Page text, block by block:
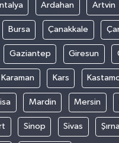
Ardahan Artvin
Bursa Çanakkale
Gaziantep Giresun
Karaman Kars
Mardin Mersin
Sinop Sivas